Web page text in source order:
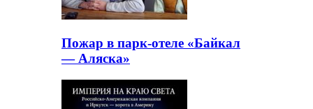
Пожар в парк-отеле «Байкал
— Аляска»